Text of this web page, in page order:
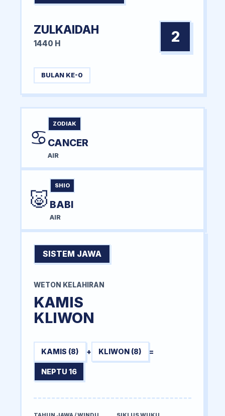
ZULKAIDAH
1440 H 2
BULAN KE-0
♋
ZODIAK
CANCER
AIR
🐷
SHIO
BABI
AIR
SISTEM JAWA
WETON KELAHIRAN
KAMIS
KLIWON
KAMIS (8) + KLIWON (8) =
NEPTU 16